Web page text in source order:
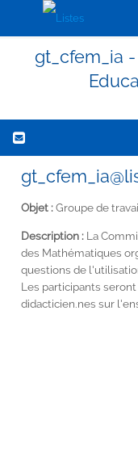
gt_cfem_ia
Objet :Groupe de
Description : La
des Mathématiques
questions de
Les participants
didacticien.nes sur